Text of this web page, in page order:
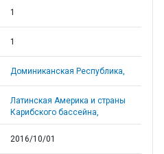
1
1
Доминиканская Республика,
Латинская Америка и страны
Карибского бассейна,
2016/10/01